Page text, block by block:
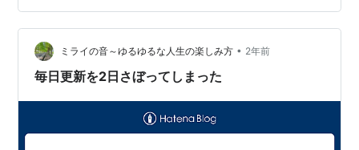
ているのかわからなくなる 収益がほとんどなくて、モチ
ベーションが上がらない 書くことが思い浮かばず、孤独
な作業のため楽しくない ほとんどがこ…
ミライの音～ゆるゆるな人生の楽しみ方 • 2年前
毎日更新を2日さぼってしまった